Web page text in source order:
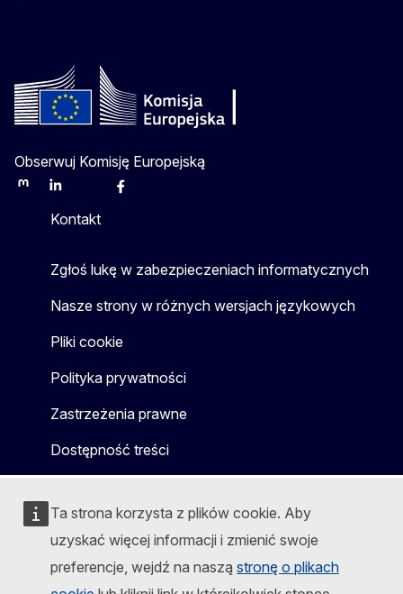
Ta strona korzysta z plików cookie. Aby
uzyskać więcej informacji i zmienić swoje
preferencje, wejdź na naszą stronę o plikach
Obserwuj Komisję Europejską
MastodonLinkedInBlueskyFacebook
Kontakt
Zgłoś lukę w zabezpieczeniach informatycznych
Nasze strony w różnych wersjach językowych
Pliki cookie
Polityka prywatności
Zastrzeżenia prawne
Dostępność treści